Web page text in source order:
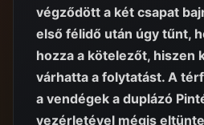
végződött a két csapat
első félidő után úgy tűnt,
hozza a kötelezőt, hiszen
várhatta a folytatást. A
a vendégek a duplázó
vezérletével mégis